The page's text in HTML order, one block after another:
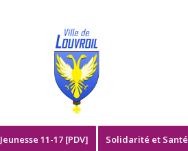
Jeunesse 11-17 [PDV] Solidarité et Santé